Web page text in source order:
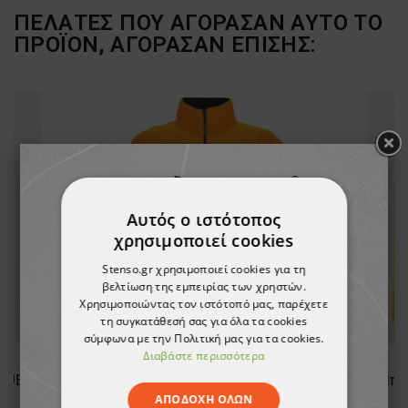
ΠΕΛΆΤΕΣ ΠΟΥ ΑΓΌΡΑΣΑΝ ΑΥΤΌ ΤΟ
ΠΡΟΪΌΝ, ΑΓΌΡΑΣΑΝ ΕΠΊΣΗΣ:
Αυτός ο ιστότοπος
χρησιμοποιεί cookies
Stenso.gr χρησιμοποιεί cookies για τη
βελτίωση της εμπειρίας των χρηστών.
Χρησιμοποιώντας τον ιστότοπό μας, παρέχετε
τη συγκατάθεσή σας για όλα τα cookies
σύμφωνα με την Πολιτική μας για τα cookies.
Διαβάστε περισσότερα
ΑΠΟΔΟΧΉ ΌΛΩΝ